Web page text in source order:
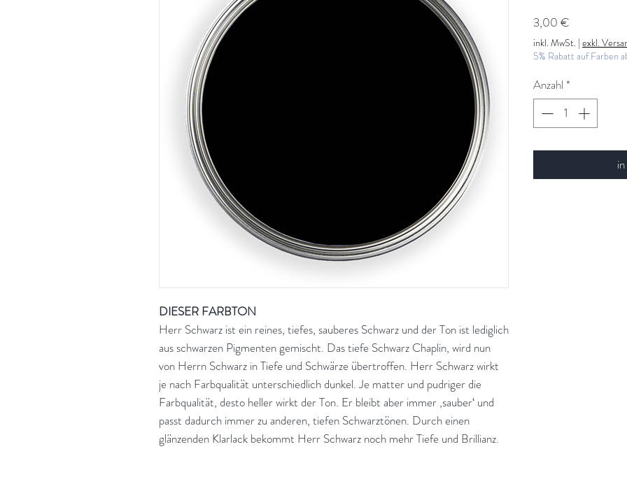
DIESER FARBTON
Herr Schwarz ist ein reines, tiefes, sauberes Schwarz und der Ton ist lediglich
aus schwarzen Pigmenten gemischt. Das tiefe Schwarz Chaplin, wird nun
von Herrn Schwarz in Tiefe und Schwärze übertroffen. Herr Schwarz wirkt
je nach Farbqualität unterschiedlich dunkel. Je matter und pudriger die
Farbqualität, desto heller wirkt der Ton. Er bleibt aber immer ‚sauber‘ und
passt dadurch immer zu anderen, tiefen Schwarztönen. Durch einen
glänzenden Klarlack bekommt Herr Schwarz noch mehr Tiefe und Brillianz.
3,00 €
inkl. MwSt. | exkl.
5% Rabatt auf Farben
Anzahl *